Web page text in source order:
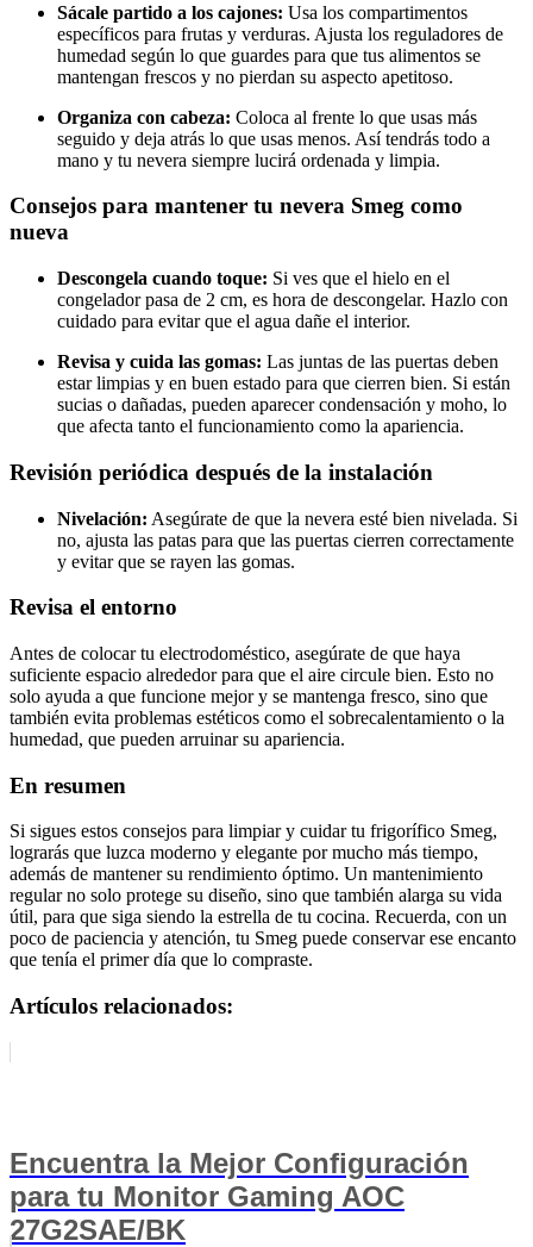
Sácale partido a los cajones: Usa los compartimentos
específicos para frutas y verduras. Ajusta los reguladores de
humedad según lo que guardes para que tus alimentos se
mantengan frescos y no pierdan su aspecto apetitoso.
Organiza con cabeza: Coloca al frente lo que usas más
seguido y deja atrás lo que usas menos. Así tendrás todo a
mano y tu nevera siempre lucirá ordenada y limpia.
Consejos para mantener tu nevera Smeg como
nueva
Descongela cuando toque: Si ves que el hielo en el
congelador pasa de 2 cm, es hora de descongelar. Hazlo con
cuidado para evitar que el agua dañe el interior.
Revisa y cuida las gomas: Las juntas de las puertas deben
estar limpias y en buen estado para que cierren bien. Si están
sucias o dañadas, pueden aparecer condensación y moho, lo
que afecta tanto el funcionamiento como la apariencia.
Revisión periódica después de la instalación
Nivelación: Asegúrate de que la nevera esté bien nivelada. Si
no, ajusta las patas para que las puertas cierren correctamente
y evitar que se rayen las gomas.
Revisa el entorno
Antes de colocar tu electrodoméstico, asegúrate de que haya
suficiente espacio alrededor para que el aire circule bien. Esto no
solo ayuda a que funcione mejor y se mantenga fresco, sino que
también evita problemas estéticos como el sobrecalentamiento o la
humedad, que pueden arruinar su apariencia.
En resumen
Si sigues estos consejos para limpiar y cuidar tu frigorífico Smeg,
lograrás que luzca moderno y elegante por mucho más tiempo,
además de mantener su rendimiento óptimo. Un mantenimiento
regular no solo protege su diseño, sino que también alarga su vida
útil, para que siga siendo la estrella de tu cocina. Recuerda, con un
poco de paciencia y atención, tu Smeg puede conservar ese encanto
que tenía el primer día que lo compraste.
Artículos relacionados:
Encuentra la Mejor Configuración
para tu Monitor Gaming AOC
27G2SAE/BK